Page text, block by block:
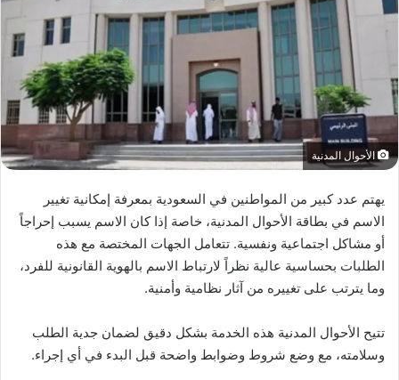
الأحوال المدنية
يهتم عدد كبير من المواطنين في السعودية بمعرفة إمكانية تغيير
الاسم في بطاقة الأحوال المدنية، خاصة إذا كان الاسم يسبب إحراجاً
أو مشاكل اجتماعية ونفسية. تتعامل الجهات المختصة مع هذه
الطلبات بحساسية عالية نظراً لارتباط الاسم بالهوية القانونية للفرد،
وما يترتب على تغييره من آثار نظامية وأمنية.
تتيح الأحوال المدنية هذه الخدمة بشكل دقيق لضمان جدية الطلب
وسلامته، مع وضع شروط وضوابط واضحة قبل البدء في أي إجراء.